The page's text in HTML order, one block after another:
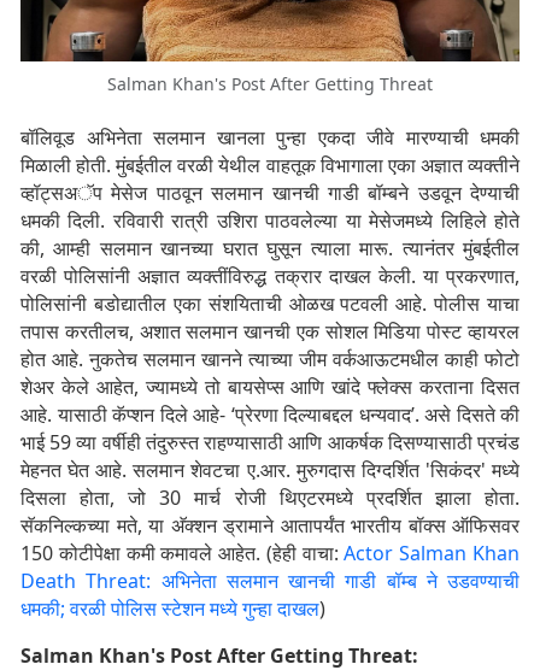
Salman Khan's Post After Getting Threat
बॉलिवूड अभिनेता सलमान खानला पुन्हा एकदा जीवे मारण्याची धमकी
मिळाली होती. मुंबईतील वरळी येथील वाहतूक विभागाला एका अज्ञात व्यक्तीने
व्हॉट्सअॅप मेसेज पाठवून सलमान खानची गाडी बॉम्बने उडवून देण्याची
धमकी दिली. रविवारी रात्री उशिरा पाठवलेल्या या मेसेजमध्ये लिहिले होते
की, आम्ही सलमान खानच्या घरात घुसून त्याला मारू. त्यानंतर मुंबईतील
वरळी पोलिसांनी अज्ञात व्यक्तींविरुद्ध तक्रार दाखल केली. या प्रकरणात,
पोलिसांनी बडोद्यातील एका संशयिताची ओळख पटवली आहे. पोलीस याचा
तपास करतीलच, अशात सलमान खानची एक सोशल मिडिया पोस्ट व्हायरल
होत आहे. नुकतेच सलमान खानने त्याच्या जीम वर्कआऊटमधील काही फोटो
शेअर केले आहेत, ज्यामध्ये तो बायसेप्स आणि खांदे फ्लेक्स करताना दिसत
आहे. यासाठी कॅप्शन दिले आहे- ‘प्रेरणा दिल्याबद्दल धन्यवाद’. असे दिसते की
भाई 59 व्या वर्षीही तंदुरुस्त राहण्यासाठी आणि आकर्षक दिसण्यासाठी प्रचंड
मेहनत घेत आहे. सलमान शेवटचा ए.आर. मुरुगदास दिग्दर्शित 'सिकंदर' मध्ये
दिसला होता, जो 30 मार्च रोजी थिएटरमध्ये प्रदर्शित झाला होता.
सॅकनिल्कच्या मते, या अ‍ॅक्शन ड्रामाने आतापर्यंत भारतीय बॉक्स ऑफिसवर
150 कोटीपेक्षा कमी कमावले आहेत. (हेही वाचा:Actor Salman Khan
Death Threat: अभिनेता सलमान खानची गाडी बॉम्ब ने उडवण्याची
धमकी; वरळी पोलिस स्टेशन मध्ये गुन्हा दाखल)
Salman Khan's Post After Getting Threat: